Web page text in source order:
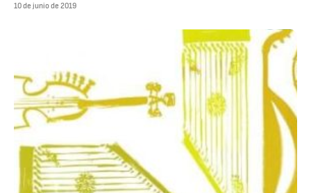
10 de junio de 2019